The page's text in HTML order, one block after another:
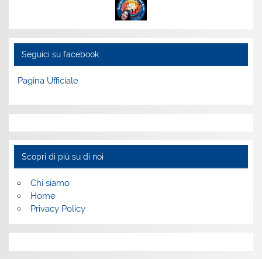
Seguici su facebook
Pagina Ufficiale
Scopri di più su di noi
Chi siamo
Home
Privacy Policy